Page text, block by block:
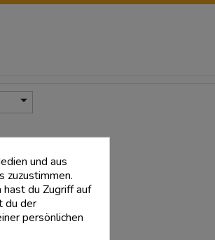

und aus
zuzustimmen.
du Zugriff auf
du der
persönlichen